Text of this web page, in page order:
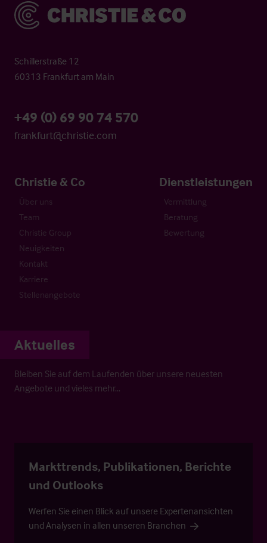
Christie & Co
Schillerstraße 12
60313 Frankfurt am Main
+49 (0) 69 90 74 570
frankfurt@christie.com
Christie & Co
Über uns
Team
Christie Group
Neuigkeiten
Kontakt
Karriere
Stellenangebote
Dienstleistungen
Vermittlung
Beratung
Bewertung
Aktuelles
Bleiben Sie auf dem Laufenden über unsere neuesten
Angebote und vieles mehr…
Markttrends, Publikationen, Berichte
und Outlooks
Werfen Sie einen Blick auf unsere Expertenansichten
und Analysen in allen unseren Branchen